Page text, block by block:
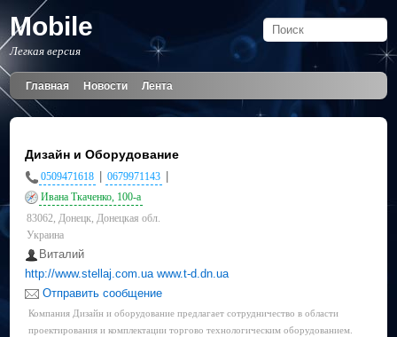
Mobile
Легкая версия
Главная Новости Лента
Дизайн и Оборудование
0509471618 0679971143
Ивана Ткаченко, 100-а
83062, Донецк, Донецкая обл.
Украина
Виталий
http://www.stellaj.com.ua www.t-d.dn.ua
Отправить сообщение
Компания Дизайн и оборудование предлагает сотрудничество в области
проектирования и комплектации торгово технологическим оборудованием.